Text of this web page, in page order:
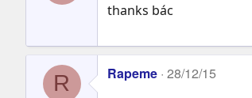
thanks bác
R Rapeme 28/12/15